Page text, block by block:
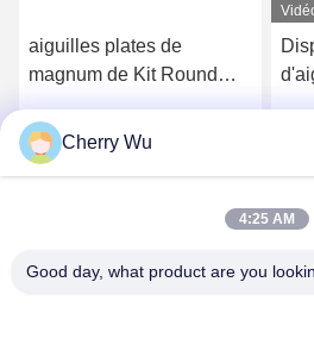
aiguilles plates de
magnum de Kit Round
Shader de tatouage
permanent du maquillage
Obtenez le meilleur prix
Cherry Wu
4:25 AM
Good day, what product are you